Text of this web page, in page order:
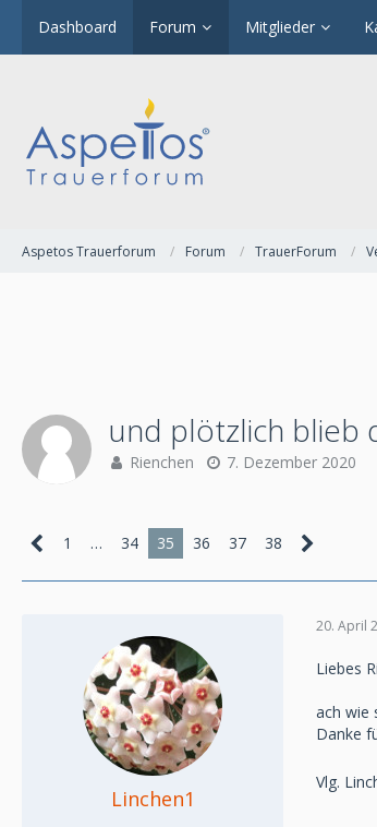
Dashboard Forum Mitglieder
Aspetos Trauerforum Forum TrauerForum
und plötzlich blieb
Rienchen 7. Dezember 2020
1 … 34 35 36 37 38
Linchen1
20. April
Liebes
ach wie
Danke
Vlg.